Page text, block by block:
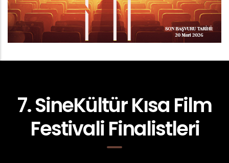
7. SineKültür Kısa Film
Festivali Finalistleri